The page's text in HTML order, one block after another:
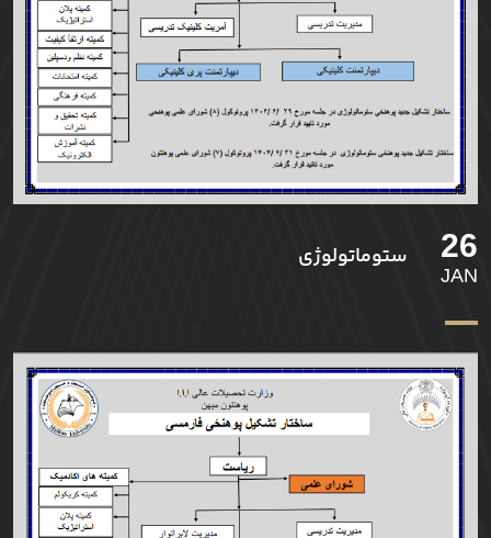
26
JAN
ستوماتولوژی